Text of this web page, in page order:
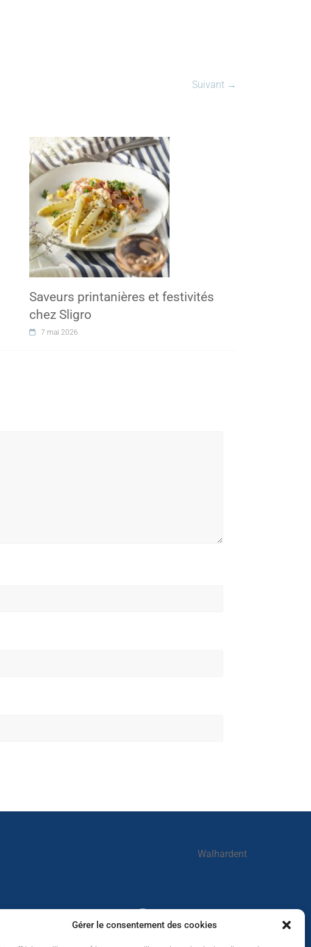
Gérer le consentement des cookies
Suivant →
Saveurs printanières et festivités
chez Sligro
7 mai 2026
Walhardent
2 days ago